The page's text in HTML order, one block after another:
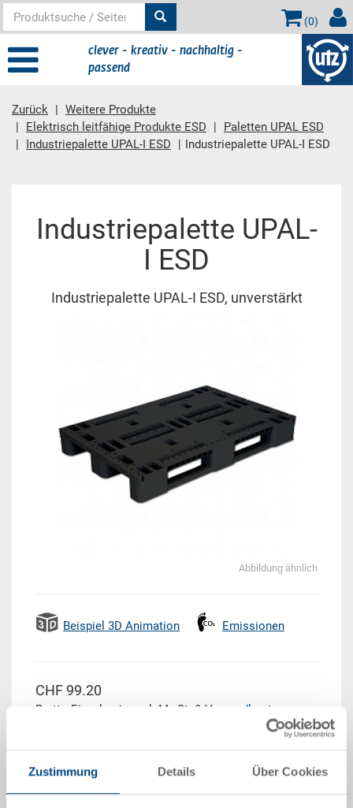
Zustimmung Details Über Cookies
(0)
clever - kreativ - nachhaltig -
passend
Zurück
Weitere Produkte
Elektrisch leitfähige Produkte ESD
Paletten UPAL ESD
Industriepalette UPAL-I ESD
Industriepalette UPAL-I ESD
Industriepalette UPAL-
I ESD
Industriepalette UPAL-I ESD, unverstärkt
Abbildung ähnlich
Beispiel 3D Animation Emissionen
CHF 99.20
Brutto Einzelpreis zzgl. MwSt. & Versandkosten